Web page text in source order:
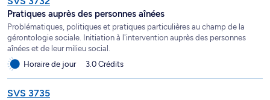
Pratiques auprès des personnes aînées
Problématiques, politiques et pratiques particulières au champ de la
gérontologie sociale. Initiation à l'intervention auprès des personnes
aînées et de leur milieu social.
Horaire de jour
3.0 Crédits
SVS 3735